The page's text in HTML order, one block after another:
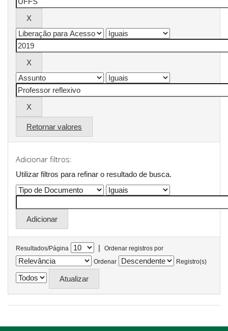
Retornar valores
Adicionar filtros:
Utilizar filtros para refinar o resultado de busca.
Resultados/Página |
Ordenar registros por
Ordenar
Registro(s)